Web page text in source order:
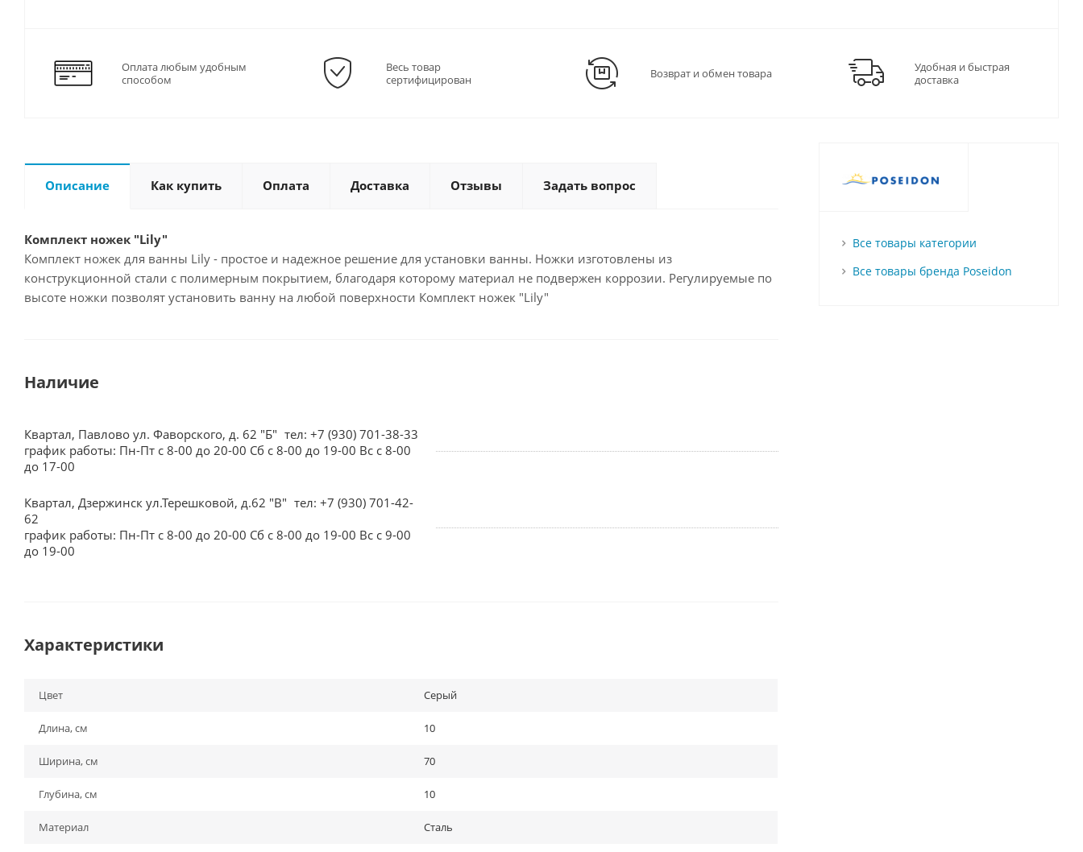
Оплата любым удобным
способом
Весь товар
сертифицирован
Возврат и обмен товара
Удобная и быстрая
доставка
Описание Как купить Оплата Доставка Отзывы Задать вопрос
Комплект ножек "Lily"
Комплект ножек для ванны Lily - простое и надежное решение для установки ванны. Ножки изготовлены из
конструкционной стали с полимерным покрытием, благодаря которому материал не подвержен коррозии. Регулируемые по
высоте ножки позволят установить ванну на любой поверхности Комплект ножек "Lily"
Наличие
Квартал, Павлово ул. Фаворского, д. 62 "Б" тел: +7 (930) 701-38-33
график работы: Пн-Пт с 8-00 до 20-00 Сб с 8-00 до 19-00 Вс с 8-00
до 17-00
Квартал, Дзержинск ул.Терешковой, д.62 "В" тел: +7 (930) 701-42-
62
график работы: Пн-Пт с 8-00 до 20-00 Сб с 8-00 до 19-00 Вс с 9-00
до 19-00
Характеристики
Цвет Серый
Длина, см 10
Ширина, см 70
Глубина, см 10
Материал Сталь
Все товары категории
Все товары бренда Poseidon